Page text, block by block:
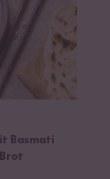
Basmati